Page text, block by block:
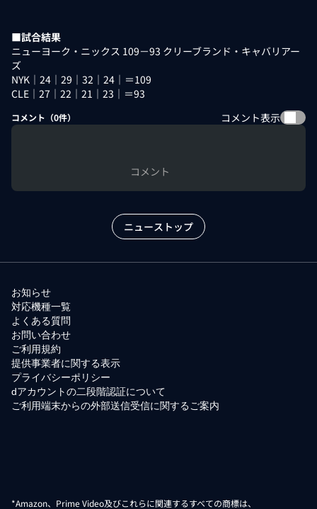
■試合結果
ニューヨーク・ニックス 109－93 クリーブランド・キャバリアー
ズ
NYK｜24｜29｜32｜24｜＝109
CLE｜27｜22｜21｜23｜＝93
コメント（0件） コメント表示
コメント
ニューストップ
お知らせ
対応機種一覧
よくある質問
お問い合わせ
ご利用規約
提供事業者に関する表示
プライバシーポリシー
dアカウントの二段階認証について
ご利用端末からの外部送信受信に関するご案内
*Amazon、Prime Video及びこれらに関連するすべての商標は、